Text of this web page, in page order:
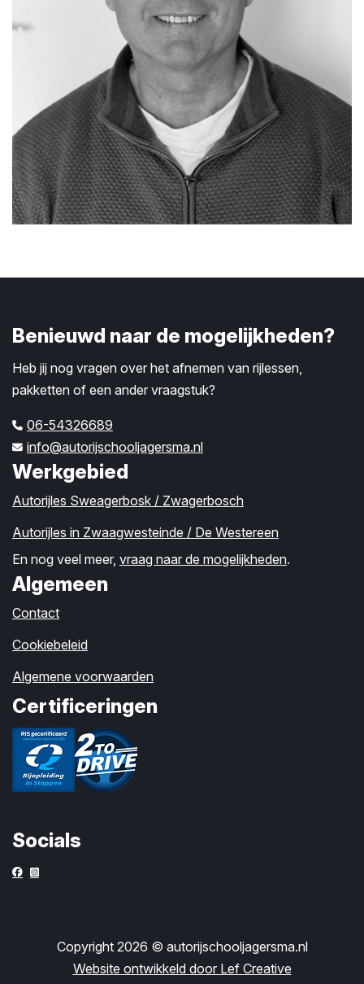
Benieuwd naar de mogelijkheden?
Heb jij nog vragen over het afnemen van rijlessen,
pakketten of een ander vraagstuk?
06-54326689
info@autorijschooljagersma.nl
Werkgebied
Autorijles Sweagerbosk / Zwagerbosch
Autorijles in Zwaagwesteinde / De Westereen
En nog veel meer, vraag naar de mogelijkheden.
Algemeen
Contact
Cookiebeleid
Algemene voorwaarden
Certificeringen
Socials
Copyright 2026 © autorijschooljagersma.nl
Website ontwikkeld door Lef Creative